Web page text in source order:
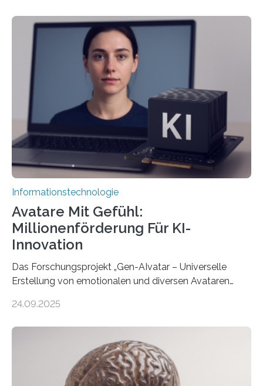
Informationstechnologie
Avatare Mit Gefühl:
Millionenförderung Für KI-
Innovation
Das Forschungsprojekt „Gen-AIvatar – Universelle
Erstellung von emotionalen und diversen Avataren
Förderung in Höhe von rund 2 Millionen Euro. Dabei
der MindPort GmbH eine neuartige, KI-gestützte
Lösung zur Erzeugung von Emotionen für realistische
Avatare. Gen-AIvatar entwickelt innovative und
24.09.2025